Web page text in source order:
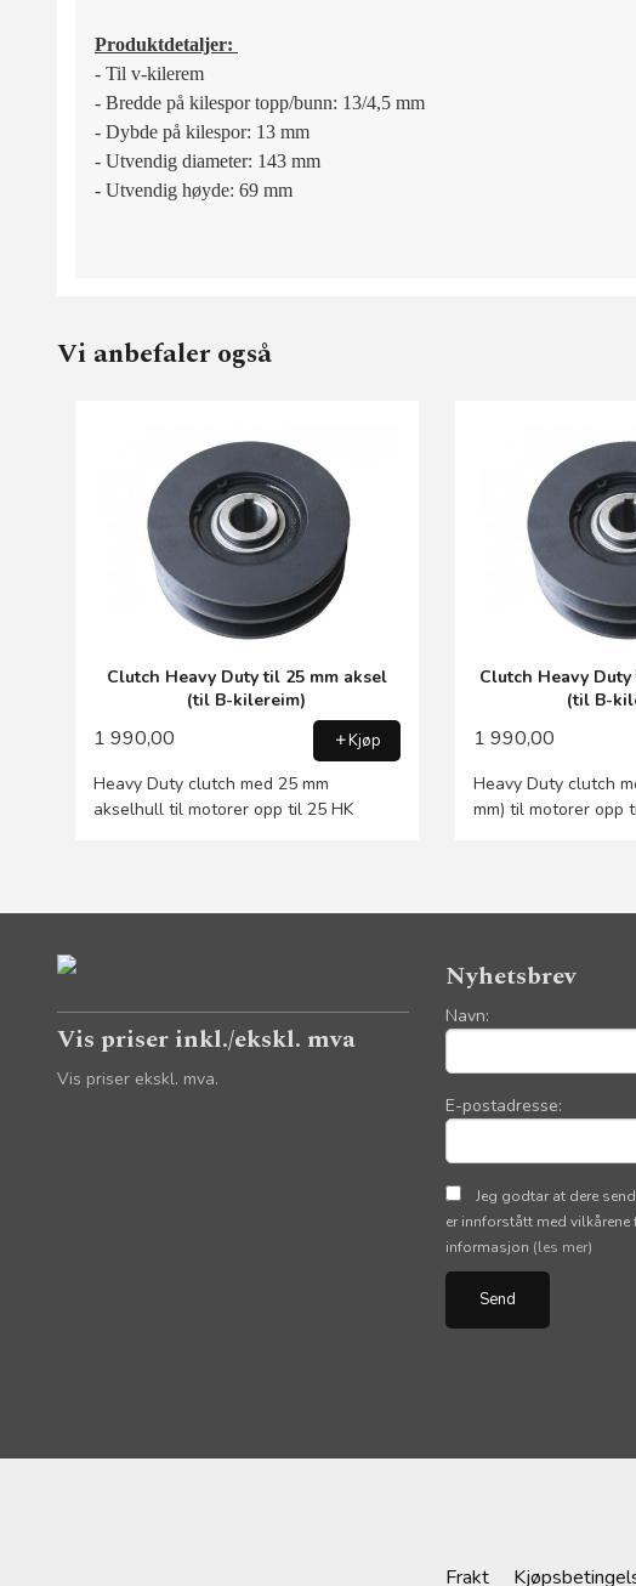
Produktdetaljer:
- Til v-kilerem
- Bredde på kilespor topp/bunn: 13/4,5 mm
- Dybde på kilespor: 13 mm
- Utvendig diameter: 143 mm
- Utvendig høyde: 69 mm
Vi anbefaler også
Clutch Heavy Duty til 25 mm aksel
(til B-kilereim)
1 990,00 Kjøp
Heavy Duty clutch med 25 mm
akselhull til motorer opp til 25 HK
Clutch Heavy
(til B-
1 990,00
Heavy Duty clutch
mm) til motorer opp
Vis priser inkl./ekskl. mva
Vis priser ekskl. mva.
Nyhetsbrev
Navn:
E-postadresse:
Jeg godtar at dere
er innforstått med
informasjon (les mer)
Frakt